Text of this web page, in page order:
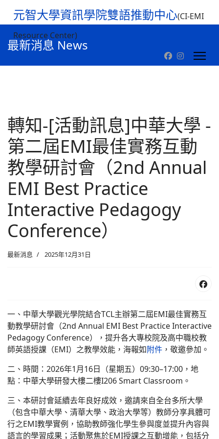
元智大學資訊學院雙語推動中心(CI-EMI
Resource Center)
最新消息 News
轉知-[活動訊息]中華大學 -
第二屆EMI最佳實務互動
教學研討會（2nd Annual
EMI Best Practice
Interactive Pedagogy
Conference）
最新消息 2025年12月31日
一、中華大學觀光學院結合TCL主辦第二屆EMI最佳實務互
動教學研討會（2nd Annual EMI Best Practice Interactive
Pedagogy Conference），提升各大專校院及高中職校教
師英語授課（EMI）之教學效能，海報如附件 ，敬邀參加。
二、時間：2026年1月16日（星期五）09:30–17:00，地
點：中華大學研發大樓二樓I206 Smart Classroom。
三、本研討會延續去年良好成效，邀請來自全台多所大學
（包含中華大學、清華大學、政治大學等）教師分享具體可
行之EMI教學實例，協助教師強化學生參與度並提升內容與
語言的學習成果；活動聚焦於EMI授課之互動增能，包括分